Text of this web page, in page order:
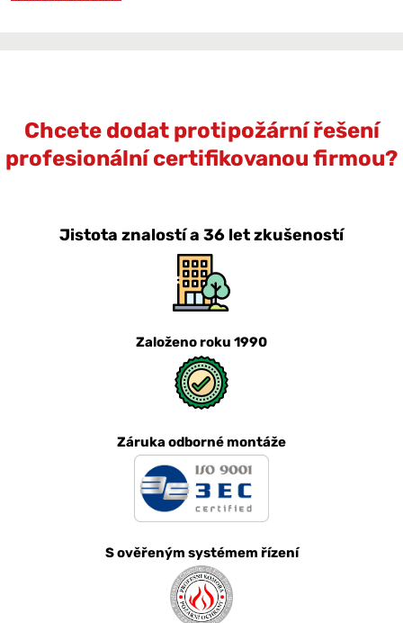
Chcete dodat protipožární řešení
profesionální certifikovanou firmou?
Jistota znalostí a 36 let zkušeností
Založeno roku 1990
Záruka odborné montáže
S ověřeným systémem řízení